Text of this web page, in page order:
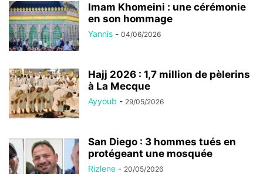
Imam Khomeini : une cérémonie
en son hommage
Yannis - 04/06/2026
Hajj 2026 : 1,7 million de pèlerins
à La Mecque
Ayyoub - 29/05/2026
San Diego : 3 hommes tués en
protégeant une mosquée
Rizlene - 20/05/2026